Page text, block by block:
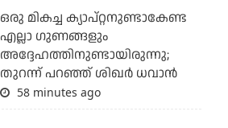
ഒരു മികച്ച ക്യാപ്റ്റനുണ്ടാകേണ്ട
എല്ലാ ഗുണങ്ങളും
അദ്ദേഹത്തിനുണ്ടായിരുന്നു;
തുറന്ന് പറഞ്ഞ് ശിഖര്‍ ധവാന്‍
58 minutes ago